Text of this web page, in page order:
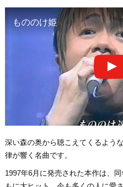
もののけ姫
深い森の奥から聴こえてくるよう
律が響く名曲です。
1997年6月に発売された本作は、